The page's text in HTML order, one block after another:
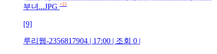
부녀...JPG +33
[9]
루리웹-2356817904 | 17:00 | 조회 0 |